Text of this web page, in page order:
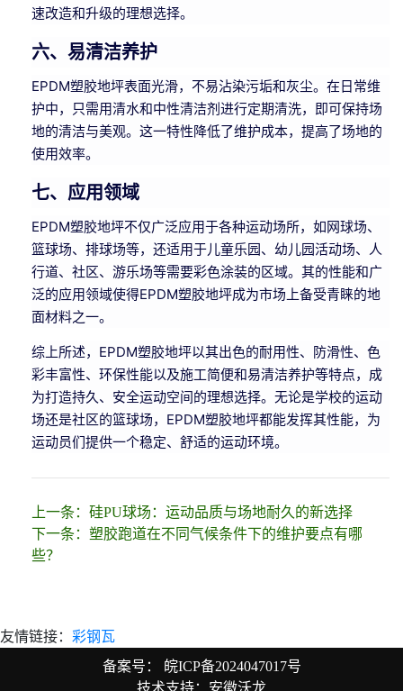
速改造和升级的理想选择。
六、易清洁养护
EPDM塑胶地坪表面光滑，不易沾染污垢和灰尘。在日常维
护中，只需用清水和中性清洁剂进行定期清洗，即可保持场
地的清洁与美观。这一特性降低了维护成本，提高了场地的
使用效率。
七、应用领域
EPDM塑胶地坪不仅广泛应用于各种运动场所，如网球场、
篮球场、排球场等，还适用于儿童乐园、幼儿园活动场、人
行道、社区、游乐场等需要彩色涂装的区域。其的性能和广
泛的应用领域使得EPDM塑胶地坪成为市场上备受青睐的地
面材料之一。
综上所述，EPDM塑胶地坪以其出色的耐用性、防滑性、色
彩丰富性、环保性能以及施工简便和易清洁养护等特点，成
为打造持久、安全运动空间的理想选择。无论是学校的运动
场还是社区的篮球场，EPDM塑胶地坪都能发挥其性能，为
运动员们提供一个稳定、舒适的运动环境。
上一条： 硅PU球场：运动品质与场地耐久的新选择
下一条： 塑胶跑道在不同气候条件下的维护要点有哪
些？
友情链接： 彩钢瓦
备案号：
皖ICP备2024047017号
技术支持：安徽沃龙